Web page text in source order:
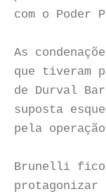
com o Poder
As
que tiveram
de Durval
suposta
pela
Brunelli
protagonizar